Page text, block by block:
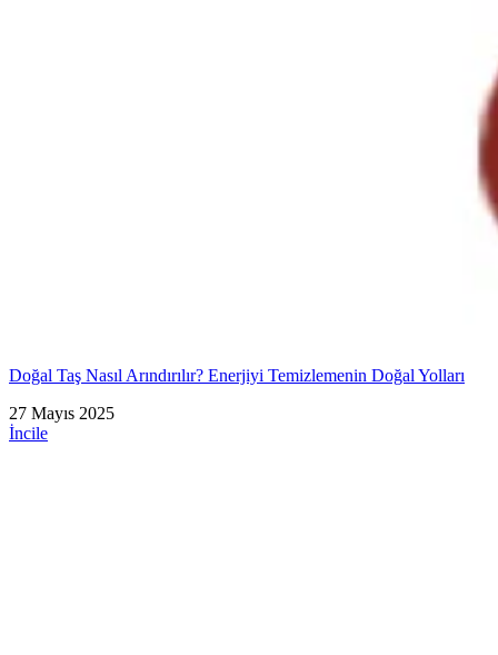
Doğal Taş Nasıl Arındırılır? Enerjiyi Temizlemenin Doğal Yolları
27 Mayıs 2025
İncile